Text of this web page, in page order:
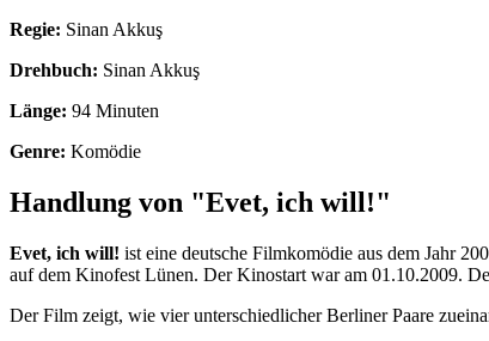
Regie: Sinan Akkuş
Drehbuch: Sinan Akkuş
Länge: 94 Minuten
Genre: Komödie
Handlung von "Evet, ich will!"
Evet, ich will! ist eine deutsche Filmkomödie aus dem Jahr
auf dem Kinofest Lünen. Der Kinostart war am 01.10.2009.
Der Film zeigt, wie vier unterschiedlicher Berliner Paare